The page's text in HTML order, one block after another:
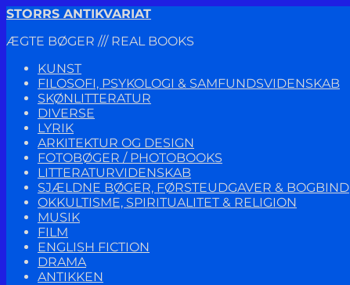
Spring
navigation
Spring
indhold
STORRS ANTIKVARIAT
ÆGTE BØGER /// REAL BOOKS
KUNST
FILOSOFI, PSYKOLOGI & SAMFUNDSVIDENSKAB
SKØNLITTERATUR
DIVERSE
LYRIK
ARKITEKTUR OG DESIGN
FOTOBØGER / PHOTOBOOKS
LITTERATURVIDENSKAB
SJÆLDNE BØGER, FØRSTEUDGAVER & BOGBIND
OKKULTISME, SPIRITUALITET & RELIGION
MUSIK
FILM
ENGLISH FICTION
DRAMA
ANTIKKEN